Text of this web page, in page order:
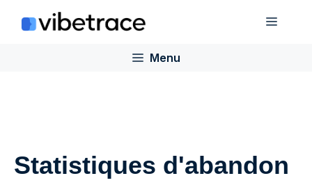
Menu
Menu
Statistiques d'abandon